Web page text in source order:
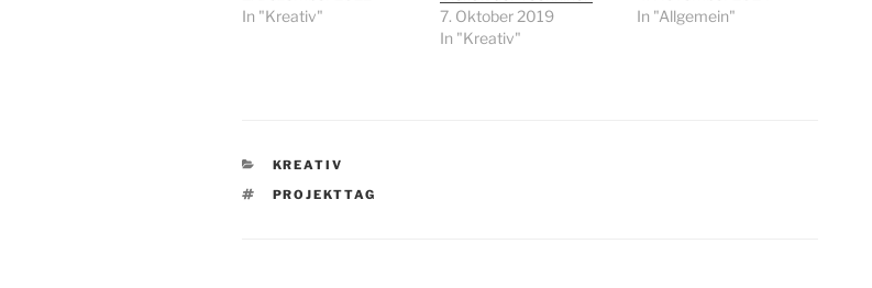
In "Kreativ"
7. Oktober 2019
In "Kreativ"
In "Allgemein"
KATEGORIEN
KREATIV
SCHLAGWÖRTER
PROJEKTTAG